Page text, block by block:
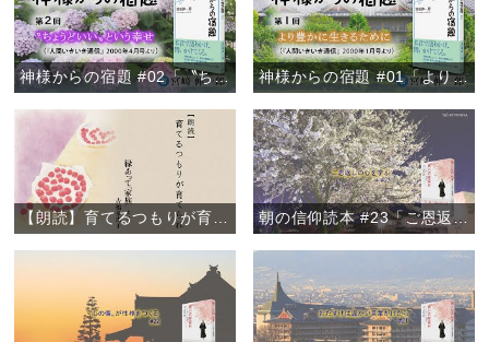
神様からの宿題 #02「〝ちょうどいい〟という幸せ」 神様からの宿題 #01「より豊かに生きるために」
【朗読】育てるつもりが育てられ 『縁あって「家族」』より 朝の信仰読本 #23「ご恩返しの心を学ぶ」